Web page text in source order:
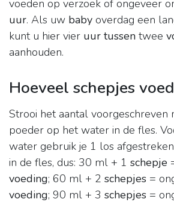
voeden op verzoek of ongeveer
uur. Als uw baby overdag een
kunt u hier vier uur tussen twee
aanhouden.
Hoeveel schepjes
Strooi het aantal voorgeschreven
poeder op het water in de fles.
water gebruik je 1 los afgestreken
in de fles, dus: 30 ml + 1 schepje
voeding; 60 ml + 2 schepjes =
voeding; 90 ml + 3 schepjes =